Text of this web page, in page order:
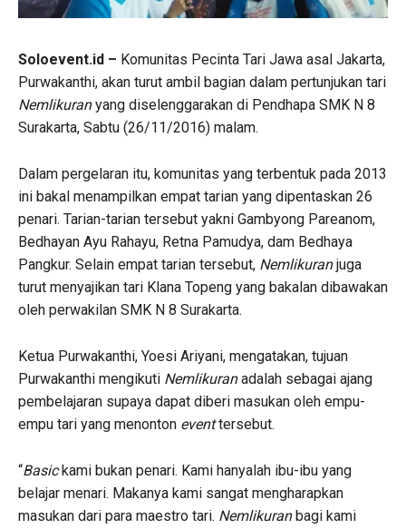
Soloevent.id – Komunitas Pecinta Tari Jawa asal Jakarta,
Purwakanthi, akan turut ambil bagian dalam pertunjukan tari
Nemlikuranyang diselenggarakan di Pendhapa SMK N 8
Surakarta, Sabtu (26/11/2016) malam.
Dalam pergelaran itu, komunitas yang terbentuk pada 2013
ini bakal menampilkan empat tarian yang dipentaskan 26
penari. Tarian-tarian tersebut yakni Gambyong Pareanom,
Bedhayan Ayu Rahayu, Retna Pamudya, dam Bedhaya
Pangkur. Selain empat tarian tersebut, Nemlikuranjuga
turut menyajikan tari Klana Topeng yang bakalan dibawakan
oleh perwakilan SMK N 8 Surakarta.
Ketua Purwakanthi, Yoesi Ariyani, mengatakan, tujuan
Purwakanthi mengikuti Nemlikuranadalah sebagai ajang
pembelajaran supaya dapat diberi masukan oleh empu-
empu tari yang menonton eventtersebut.
“Basic kami bukan penari. Kami hanyalah ibu-ibu yang
belajar menari. Makanya kami sangat mengharapkan
masukan dari para maestro tari. Nemlikuran bagi kami